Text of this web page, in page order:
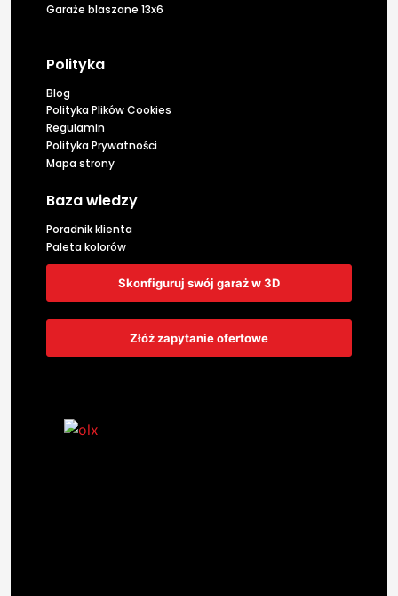
Garaże blaszane 13x6
Polityka
Blog
Polityka Plików Cookies
Regulamin
Polityka Prywatności
Mapa strony
Baza wiedzy
Poradnik klienta
Paleta kolorów
Skonfiguruj swój garaż w 3D
Złóż zapytanie ofertowe